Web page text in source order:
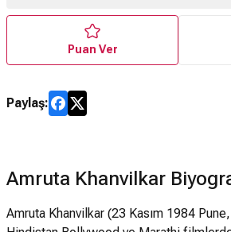
Puan Ver
Paylaş:
Amruta Khanvilkar
Amruta Khanvilkar (23 Kasım 1984 Pune,